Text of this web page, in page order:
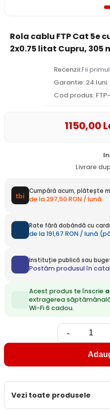
Rola cablu FTP Cat 5e
2x0.75 litat Cupru, 305
Recenzii:Fii
Garantie: 24 luni
Cod produs:
1150,00
Livrare
Cumpără acum, plătește
de la 297,50 RON / lună
Rate fără dobândă cu
de la 191,67 RON / lună
Instituție publică sau
Postăm produsul în
Acest produs te înscrie
extragerea
Wi-Fi 6 cadou.
-
Vezi toate produsele